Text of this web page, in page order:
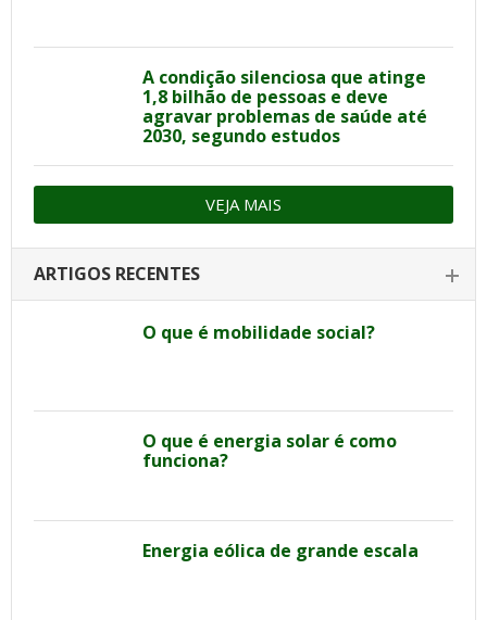
A condição silenciosa que atinge
1,8 bilhão de pessoas e deve
agravar problemas de saúde até
2030, segundo estudos
VEJA MAIS
ARTIGOS RECENTES
O que é mobilidade social?
O que é energia solar é como
funciona?
Energia eólica de grande escala